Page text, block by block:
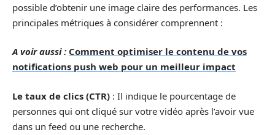
possible d’obtenir une image claire des performances. Les
principales métriques à considérer comprennent :
A voir aussi : Comment optimiser le contenu de vos
notifications push web pour un meilleur impact
Le taux de clics (CTR) : Il indique le pourcentage de
personnes qui ont cliqué sur votre vidéo après l’avoir vue
dans un feed ou une recherche.